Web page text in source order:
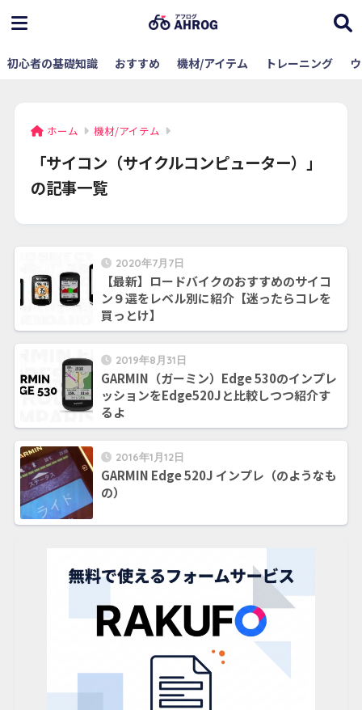
初心者の基礎知識 おすすめ 機材/アイテム トレーニング
ホーム 機材/アイテム
「サイコン（サイクルコンピューター）」
の記事一覧
2020年7月7日
【最新】ロードバイクのおすすめのサイコ
ン９選をレベル別に紹介【迷ったらコレを
買っとけ】
2019年8月31日
GARMIN（ガーミン）Edge 530のインプレ
ッションをEdge520Jと比較しつつ紹介す
るよ
2016年1月12日
GARMIN Edge 520J インプレ（のようなも
の）